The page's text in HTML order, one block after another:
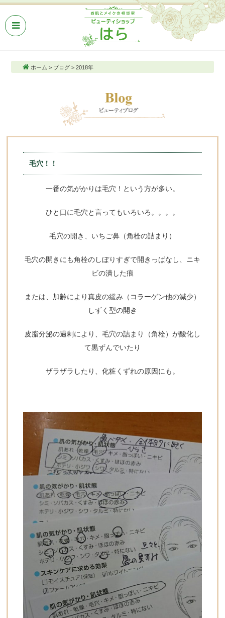
ホーム > ブログ> 2018年
毛穴！！
一番の気がかりは毛穴！という方が多い。
ひと口に毛穴と言ってもいろいろ。。。。
毛穴の開き、いちご鼻（角栓の詰まり）
毛穴の開きにも角栓のしぼりすぎで開きっぱなし、ニキ
ビの潰した痕
または、加齢により真皮の緩み（コラーゲン他の減少）
しずく型の開き
皮脂分泌の過剰により、毛穴の詰まり（角栓）が酸化し
て黒ずんでいたり
ザラザラしたり、化粧くずれの原因にも。